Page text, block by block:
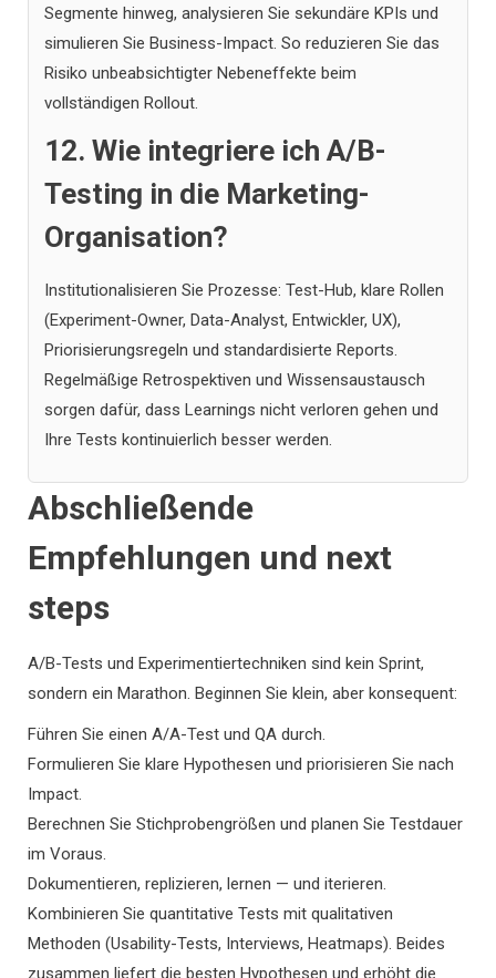
Segmente hinweg, analysieren Sie sekundäre KPIs und
simulieren Sie Business-Impact. So reduzieren Sie das
Risiko unbeabsichtigter Nebeneffekte beim
vollständigen Rollout.
12. Wie integriere ich A/B-
Testing in die Marketing-
Organisation?
Institutionalisieren Sie Prozesse: Test-Hub, klare Rollen
(Experiment-Owner, Data-Analyst, Entwickler, UX),
Priorisierungsregeln und standardisierte Reports.
Regelmäßige Retrospektiven und Wissensaustausch
sorgen dafür, dass Learnings nicht verloren gehen und
Ihre Tests kontinuierlich besser werden.
Abschließende
Empfehlungen und next
steps
A/B-Tests und Experimentiertechniken sind kein Sprint,
sondern ein Marathon. Beginnen Sie klein, aber konsequent:
Führen Sie einen A/A-Test und QA durch.
Formulieren Sie klare Hypothesen und priorisieren Sie nach
Impact.
Berechnen Sie Stichprobengrößen und planen Sie Testdauer
im Voraus.
Dokumentieren, replizieren, lernen — und iterieren.
Kombinieren Sie quantitative Tests mit qualitativen
Methoden (Usability-Tests, Interviews, Heatmaps). Beides
zusammen liefert die besten Hypothesen und erhöht die